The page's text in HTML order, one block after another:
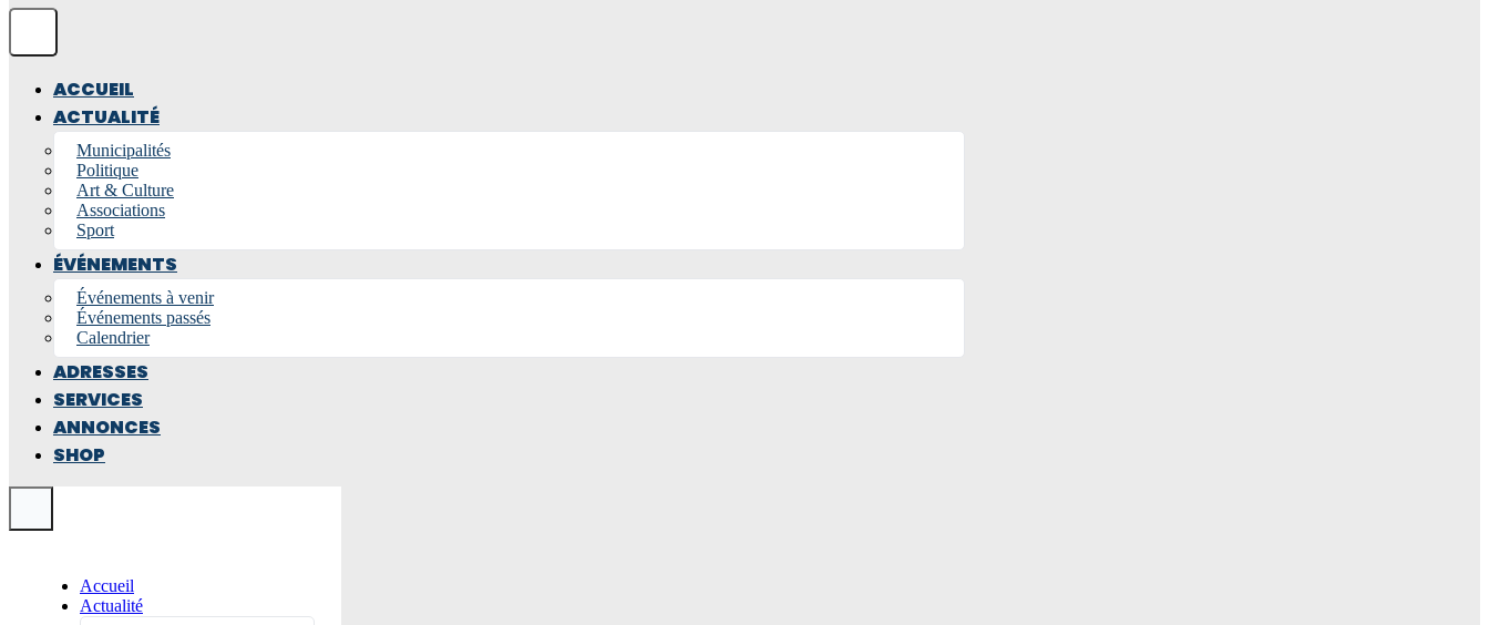
ACCUEIL
ACTUALITÉ
Municipalités
Politique
Art & Culture
Associations
Sport
ÉVÉNEMENTS
Événements à venir
Événements passés
Calendrier
ADRESSES
SERVICES
ANNONCES
SHOP
Accueil
Actualité